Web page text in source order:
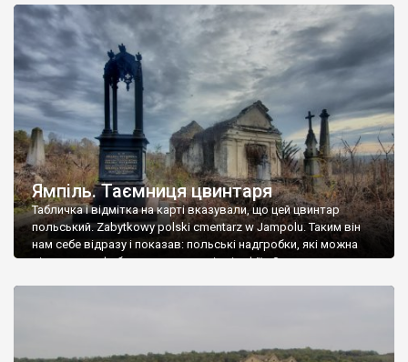
Ямпіль. Таємниця цвинтаря
Табличка і відмітка на карті вказували, що цей цвинтар
польський. Zabytkowy polski cmentarz w Jampolu. Таким він
нам себе відразу і показав: польські надгробки, які можна
віднести до фабричних, польські епітафії… Загалом цвинтар